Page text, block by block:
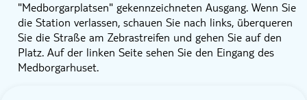
"Medborgarplatsen" gekennzeichneten Ausgang. Wenn Sie
die Station verlassen, schauen Sie nach links, überqueren
Sie die Straße am Zebrastreifen und gehen Sie auf den
Platz. Auf der linken Seite sehen Sie den Eingang des
Medborgarhuset.